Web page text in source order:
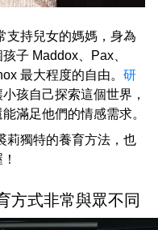
支持兒女的媽媽，身為
子 Maddox、Pax、
最大程度的自由。 研
孩自己探索這個世界，
滿足他們的情感需求。
莉獨特的養育方法，也
方式非常與眾不同